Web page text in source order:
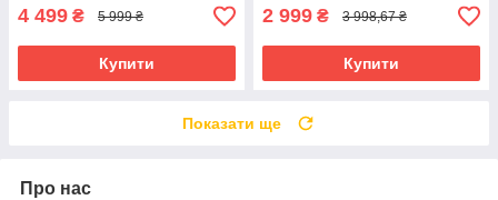
іон
4 499 ₴ 5 999 ₴
Купити
2 999 ₴ 3 998,67 ₴
Купити
Показати ще
Про нас